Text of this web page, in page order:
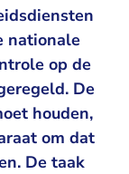
nationale
op de
De
houden,
om dat
De taak